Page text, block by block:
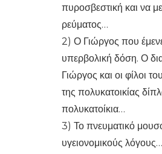
πυροσβεστική και να
ρεύματος…
2) Ο Γιώργος που
υπερβολική δόση. Ο
Γιώργος και οι φίλοι
της πολυκατοικίας
πολυκατοίκια…
3) Το πνευματικό
υγειονομικούς λόγους…